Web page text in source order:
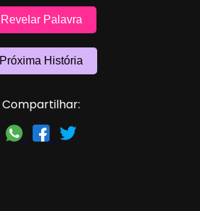
Revelar Palavra
Próxima História
Compartilhar: